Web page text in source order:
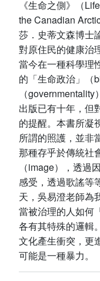
《生命之側》（
the Canadian
莎．史蒂文森博士
對原住民的健康治
當今在一種科學理
的「生命政治」（
（
出版已有十年，但
的提醒。本書所凝
所謂的照護，並非
那種存乎於傳統社
（image），透過
感受，透過歌謠等
天，吳易澄老師為
當被治理的人如何
各有其特殊的邏輯
文化產生衝突，更
可能是一種暴力。